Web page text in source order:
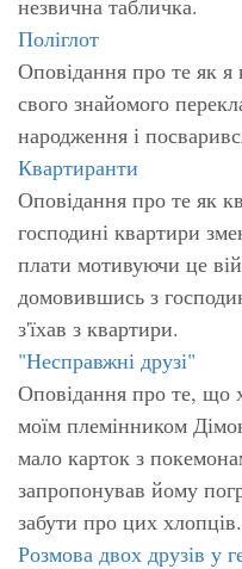
Поліглот
Оповідання про те як
свого знайомого
народження і
Квартиранти
Оповідання про те як
господині квартири
плати мотивуючи це
домовившись з
з'їхав з квартири.
"Несправжні друзі"
Оповідання про те, що
моїм племінником
мало карток з
запропонував йому
забути про цих хлопців.
Розмова двох друзів у